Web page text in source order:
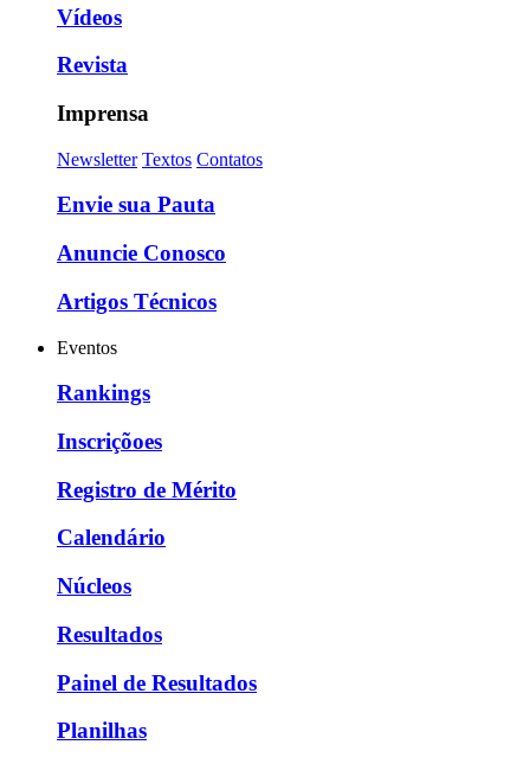
Vídeos
Revista
Imprensa
Newsletter Textos Contatos
Envie sua Pauta
Anuncie Conosco
Artigos Técnicos
Eventos
Rankings
Inscriçõoes
Registro de Mérito
Calendário
Núcleos
Resultados
Painel de Resultados
Planilhas